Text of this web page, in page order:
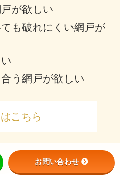
が欲しい
も破れにくい網戸が
う網戸が欲しい
こちら
お問い合わせ